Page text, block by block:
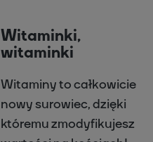
Witaminki,
witaminki
Witaminy to całkowicie
nowy surowiec, dzięki
któremu zmodyfikujesz